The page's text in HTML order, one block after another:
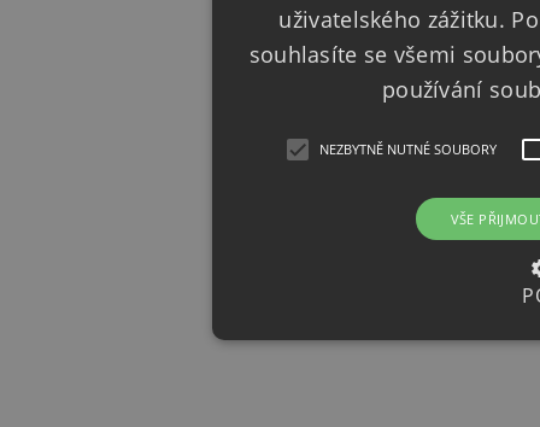
uživatelského zážitku.
souhlasíte se všemi
používání
NEZBYTNĚ NUTNÉ SOUBORY
VŠE